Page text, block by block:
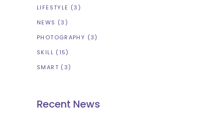
LIFESTYLE (3)
NEWS (3)
PHOTOGRAPHY (3)
SKILL (15)
SMART (3)
Recent News